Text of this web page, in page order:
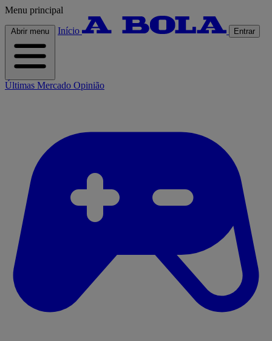
Menu principal
Abrir menu Início Entrar
Últimas Mercado Opinião